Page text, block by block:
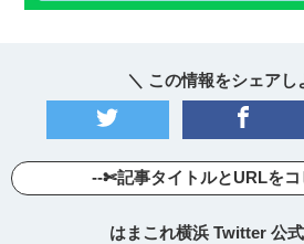
＼ この情報をシェアし
--✄記事タイトルとURLを
はまこれ横浜 Twitter 公